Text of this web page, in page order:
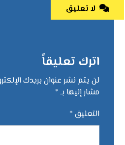
لا تعليق
اترك تعليقاً
لن يتم نشر عنوان بريدك
مشار إليها بـ*
التعليق *